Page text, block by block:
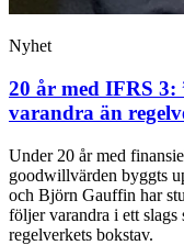
Nyhet
20 år med IFRS 3:
varandra än
Under 20 år med
goodwillvärden byggts
och Björn Gauffin har
följer varandra i ett
regelverkets bokstav.